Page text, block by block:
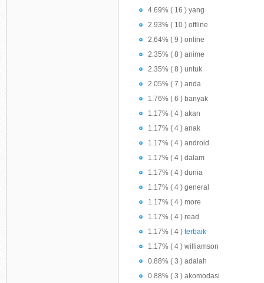
4.69% ( 16 ) yang
2.93% ( 10 ) offline
2.64% ( 9 ) online
2.35% ( 8 ) anime
2.35% ( 8 ) untuk
2.05% ( 7 ) anda
1.76% ( 6 ) banyak
1.17% ( 4 ) akan
1.17% ( 4 ) anak
1.17% ( 4 ) android
1.17% ( 4 ) dalam
1.17% ( 4 ) dunia
1.17% ( 4 ) general
1.17% ( 4 ) more
1.17% ( 4 ) read
1.17% ( 4 ) terbaik
1.17% ( 4 ) williamson
0.88% ( 3 ) adalah
0.88% ( 3 ) akomodasi